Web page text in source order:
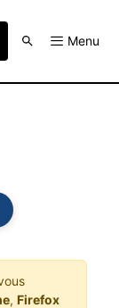
Menu
, Firefox